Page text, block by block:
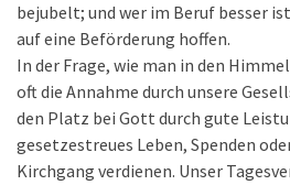
bejubelt; und wer im Beruf besser
auf eine Beförderung hoffen.
In der Frage, wie man in den
oft die Annahme durch unsere
den Platz bei Gott durch gute
gesetzestreues Leben, Spenden
Kirchgang verdienen. Unser